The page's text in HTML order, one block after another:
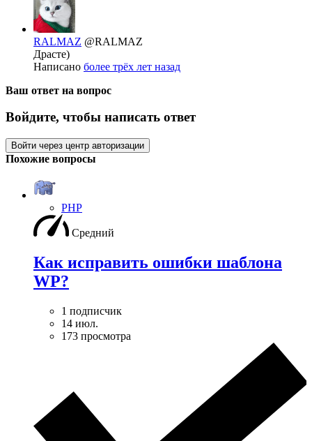
RALMAZ @RALMAZ
Драсте)
Написано более трёх лет назад
Ваш ответ на вопрос
Войдите, чтобы написать ответ
Войти через центр авторизации
Похожие вопросы
PHP
Средний
Как исправить ошибки шаблона
WP?
1 подписчик
14 июл.
173 просмотра